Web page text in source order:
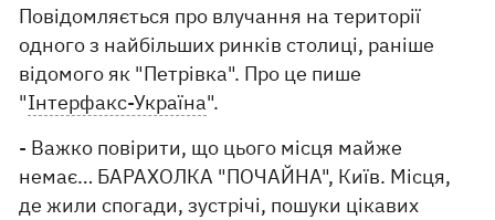
Повідомляється про влучання на території
одного з найбільших ринків столиці, раніше
відомого як "Петрівка". Про це пише
"Інтерфакс-Україна".
- Важко повірити, що цього місця майже
немає… БАРАХОЛКА "ПОЧАЙНА", Київ. Місця,
де жили спогади, зустрічі, пошуки цікавих